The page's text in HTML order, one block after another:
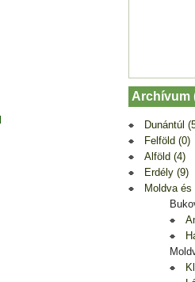
Archívum
Dunántúl
Felföld (0)
Alföld (4)
Erdély (9)
Moldva